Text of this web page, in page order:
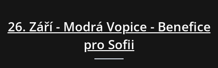
26. Září - Modrá Vopice - Benefice
pro Sofii